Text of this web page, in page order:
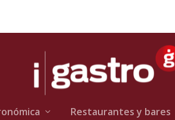
Restaurantes y bares